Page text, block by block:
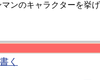
ンのキャラクターを挙げ
く